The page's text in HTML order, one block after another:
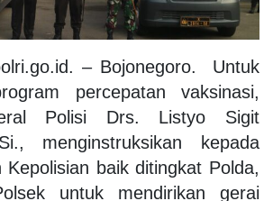
– Bojonegoro. Untuk
percepatan vaksinasi,
Polisi Drs. Listyo Sigit
menginstruksikan kepada
Kepolisian baik ditingkat Polda,
untuk mendirikan gerai